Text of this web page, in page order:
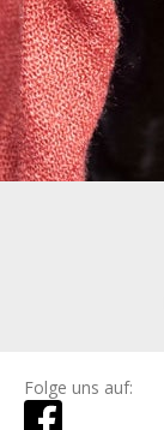
Folge uns auf: